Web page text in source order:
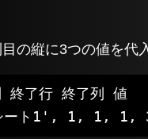
の縦に3つの値を代
了行 終了列 値